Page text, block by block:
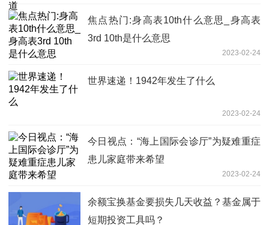
焦点热门:身高表10th什么意思_身高表
3rd 10th是什么意思
2023-02-24
世界速递！1942年发生了什么
2023-02-24
今日视点：“海上国际会诊厅”为疑难重症
患儿家庭带来希望
2023-02-24
余额宝换基金要损失几天收益？基金属于
短期投资工具吗？